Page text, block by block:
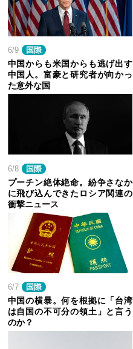
6/9 国際
中国からも米国からも逃げ出す
中国人。富豪と研究者が向かっ
た意外な国
6/8 国際
プーチン絶体絶命。紛争さなか
に飛び込んできたロシア関連の
衝撃ニュース
6/7 国際
中国の横暴。何を根拠に「台湾
は自国の不可分の領土」と言う
のか？